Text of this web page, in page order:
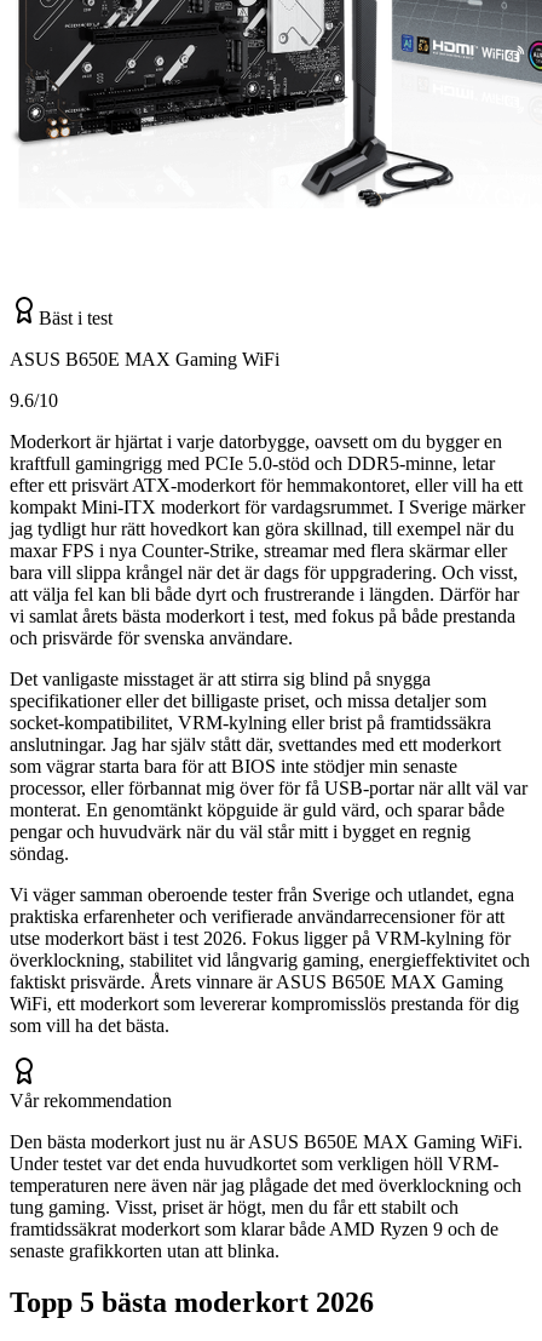
Bäst i test
ASUS B650E MAX Gaming WiFi
9.6/10
Moderkort är hjärtat i varje datorbygge, oavsett om du bygger en
kraftfull gamingrigg med PCIe 5.0-stöd och DDR5-minne, letar
efter ett prisvärt ATX-moderkort för hemmakontoret, eller vill ha ett
kompakt Mini-ITX moderkort för vardagsrummet. I Sverige märker
jag tydligt hur rätt hovedkort kan göra skillnad, till exempel när du
maxar FPS i nya Counter-Strike, streamar med flera skärmar eller
bara vill slippa krångel när det är dags för uppgradering. Och visst,
att välja fel kan bli både dyrt och frustrerande i längden. Därför har
vi samlat årets bästa moderkort i test, med fokus på både prestanda
och prisvärde för svenska användare.
Det vanligaste misstaget är att stirra sig blind på snygga
specifikationer eller det billigaste priset, och missa detaljer som
socket-kompatibilitet, VRM-kylning eller brist på framtidssäkra
anslutningar. Jag har själv stått där, svettandes med ett moderkort
som vägrar starta bara för att BIOS inte stödjer min senaste
processor, eller förbannat mig över för få USB-portar när allt väl var
monterat. En genomtänkt köpguide är guld värd, och sparar både
pengar och huvudvärk när du väl står mitt i bygget en regnig
söndag.
Vi väger samman oberoende tester från Sverige och utlandet, egna
praktiska erfarenheter och verifierade användarrecensioner för att
utse moderkort bäst i test 2026. Fokus ligger på VRM-kylning för
överklockning, stabilitet vid långvarig gaming, energieffektivitet och
faktiskt prisvärde. Årets vinnare är ASUS B650E MAX Gaming
WiFi, ett moderkort som levererar kompromisslös prestanda för dig
som vill ha det bästa.
Vår rekommendation
Den bästa moderkort just nu är ASUS B650E MAX Gaming WiFi.
Under testet var det enda huvudkortet som verkligen höll VRM-
temperaturen nere även när jag plågade det med överklockning och
tung gaming. Visst, priset är högt, men du får ett stabilt och
framtidssäkrat moderkort som klarar både AMD Ryzen 9 och de
senaste grafikkorten utan att blinka.
Topp 5 bästa moderkort 2026